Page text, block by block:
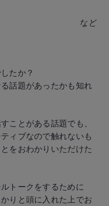
など
たか？
話題があったかも知れ
ことがある話題でも、
ィブなので触れないも
をおわかりいただけた
トークをするために
りと頭に入れた上でお